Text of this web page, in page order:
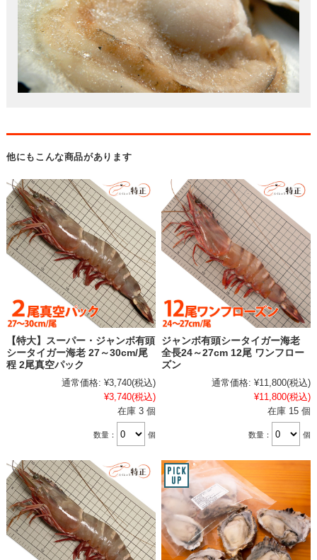
他にもこんな商品があります
【特大】スーパー・ジャンボ有頭
シータイガー海老 27～30cm/尾
程 2尾真空パック
通常価格: ¥3,740(税込)
¥3,740(税込)
在庫 3 個
数量： 個
ジャンボ有頭シータイガー海老
全長24～27cm 12尾 ワンフロー
ズン
通常価格: ¥11,800(税込)
¥11,800(税込)
在庫 15 個
数量： 個